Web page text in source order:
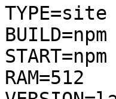
TYPE=site
RAM=512